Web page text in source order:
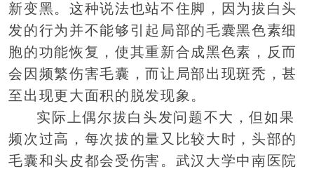
新变黑。这种说法也站不住脚，因为拔白头
发的行为并不能够引起局部的毛囊黑色素细
胞的功能恢复，使其重新合成黑色素，反而
会因频繁伤害毛囊，而让局部出现斑秃，甚
至出现更大面积的脱发现象。
实际上偶尔拔白头发问题不大，但如果
频次过高，每次拔的量又比较大时，头部的
毛囊和头皮都会受伤害。武汉大学中南医院